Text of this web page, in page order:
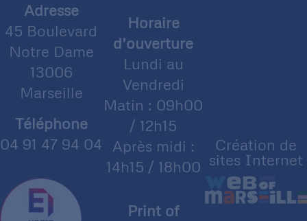
Adresse
45 Boulevard
Notre Dame
13006
Marseille
Téléphone
04 91 47 94 04
Horaire
d’ouverture
Lundi au
Vendredi
Matin : 09h00
/ 12h15
Après midi :
14h15 / 18h00
Print of
Création de
sites Internet